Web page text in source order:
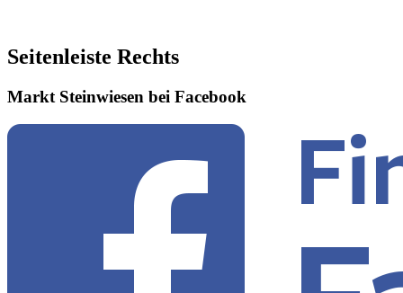
Seitenleiste Rechts
Markt Steinwiesen bei Facebook